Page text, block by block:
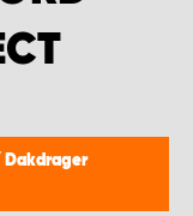
Dakdrager